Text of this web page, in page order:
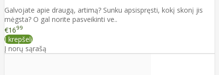
Galvojate apie draugą, artimą? Sunku apsispręsti, kokį skonį jis
mėgsta? O gal norite pasveikinti ve..
€1699
Į krepšelį
Į norų sąrašą